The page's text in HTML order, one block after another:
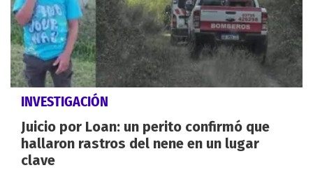
INVESTIGACIÓN
Juicio por Loan: un perito confirmó que
hallaron rastros del nene en un lugar
clave